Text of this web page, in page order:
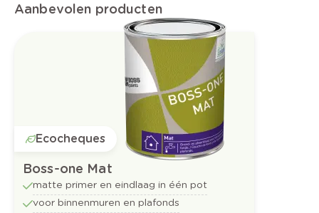
Aanbevolen producten
Ecocheques
Boss-one Mat
matte primer en eindlaag in één pot
voor binnenmuren en plafonds